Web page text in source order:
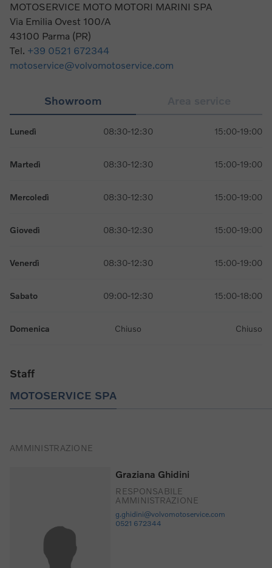
MOTOSERVICE MOTO MOTORI MARINI SPA
Via Emilia Ovest 100/A
43100 Parma (PR)
Tel. +39 0521 672344
motoservice@volvomotoservice.com
Showroom
Lunedì 08:30-12:30 15:00-19:00
Martedì 08:30-12:30 15:00-19:00
Mercoledì 08:30-12:30 15:00-19:00
Giovedì 08:30-12:30 15:00-19:00
Venerdì 08:30-12:30 15:00-19:00
Sabato 09:00-12:30 15:00-18:00
Domenica Chiuso Chiuso
Staff
MOTOSERVICE SPA
AMMINISTRAZIONE
Graziana Ghidini
RESPONSABILE
AMMINISTRAZIONE
g.ghidini@volvomotoservice.com
0521 672344